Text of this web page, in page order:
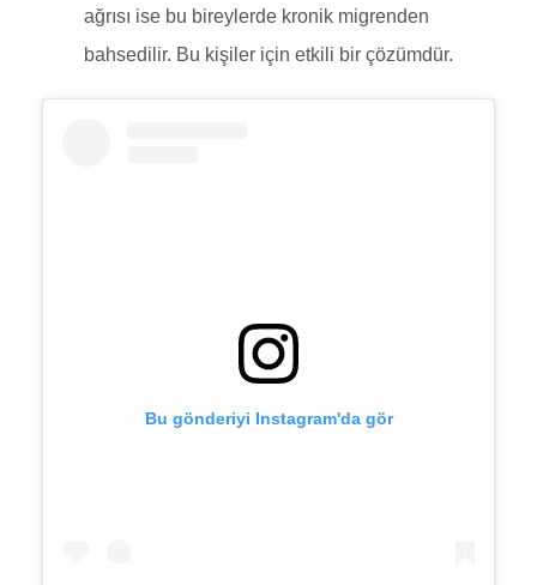
ağrısı ise bu bireylerde kronik migrenden
bahsedilir. Bu kişiler için etkili bir çözümdür.
Bu gönderiyi Instagram'da gör